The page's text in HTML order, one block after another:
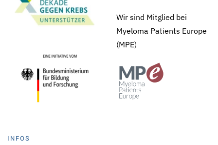
Wir sind Mitglied bei
Myeloma Patients Europe
(MPE)
INFOS